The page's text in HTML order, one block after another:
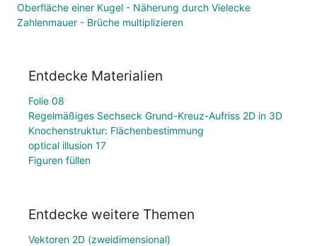
Oberfläche einer Kugel - Näherung durch Vielecke
Zahlenmauer - Brüche multiplizieren
Entdecke Materialien
Folie 08
Regelmäßiges Sechseck Grund-Kreuz-Aufriss 2D in 3D
Knochenstruktur: Flächenbestimmung
optical illusion 17
Figuren füllen
Entdecke weitere Themen
Vektoren 2D (zweidimensional)